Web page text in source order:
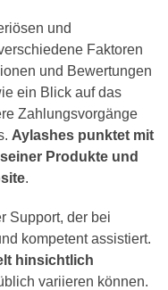
und
Faktoren
und Bewertungen
ein Blick auf das
Zahlungsvorgänge
Aylashes punktet mit
Produkte und
.
Support, der bei
kompetent assistiert.
hinsichtlich
variieren können.